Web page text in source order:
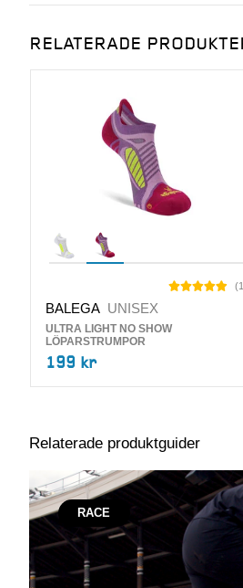
RELATERADE
BALEGA UNISEX
ULTRA LIGHT NO SHOW
LÖPARSTRUMPOR
(1
199 kr
Relaterade produktguider
RACE